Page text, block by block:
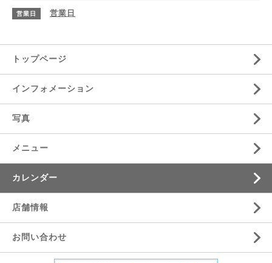
営業日 営業日
トップページ
インフォメーション
写真
メニュー
カレンダー
店舗情報
お問い合わせ